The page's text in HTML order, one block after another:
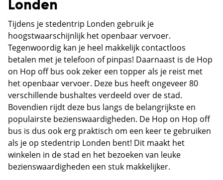
Londen
Tijdens je stedentrip Londen gebruik je
hoogstwaarschijnlijk het openbaar vervoer.
Tegenwoordig kan je heel makkelijk contactloos
betalen met je telefoon of pinpas! Daarnaast is de Hop
on Hop off bus ook zeker een topper als je reist met
het openbaar vervoer. Deze bus heeft ongeveer 80
verschillende bushaltes verdeeld over de stad.
Bovendien rijdt deze bus langs de belangrijkste en
populairste bezienswaardigheden. De Hop on Hop off
bus is dus ook erg praktisch om een keer te gebruiken
als je op stedentrip Londen bent! Dit maakt het
winkelen in de stad en het bezoeken van leuke
bezienswaardigheden een stuk makkelijker.